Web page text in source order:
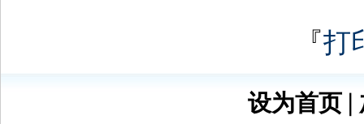
『打
设为首页